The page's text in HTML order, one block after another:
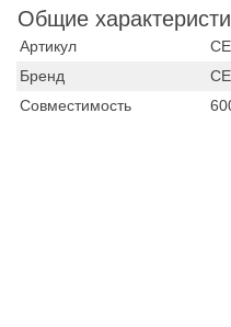
Общие
Артикул
Бренд
Совместимость